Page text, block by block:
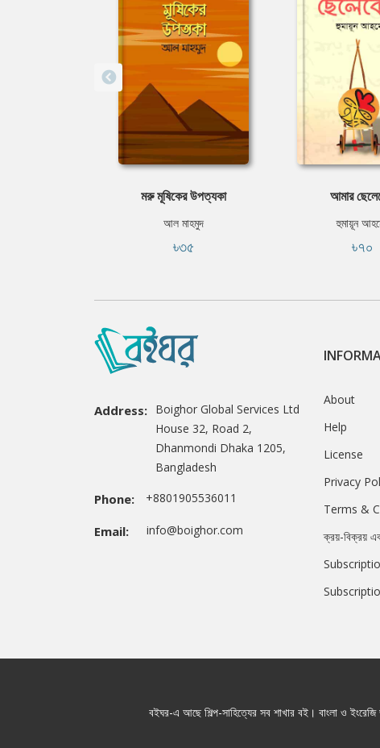
মরু মূষিকের উপত্যকা
আল মাহমুদ
৳৩৫
আমার
হুমায়ূন
৳৭০
Address: Boighor Global Services Ltd
House 32, Road 2,
Dhanmondi Dhaka 1205,
Bangladesh
Phone: +8801905536011
Email: info@boighor.com
About
Help
License
Privacy
Terms &
ক্রয়-বিক্রয়
বইঘর-এ আছে শিল্প-সাহিত্যের সব শাখার বই। বাংলা ও